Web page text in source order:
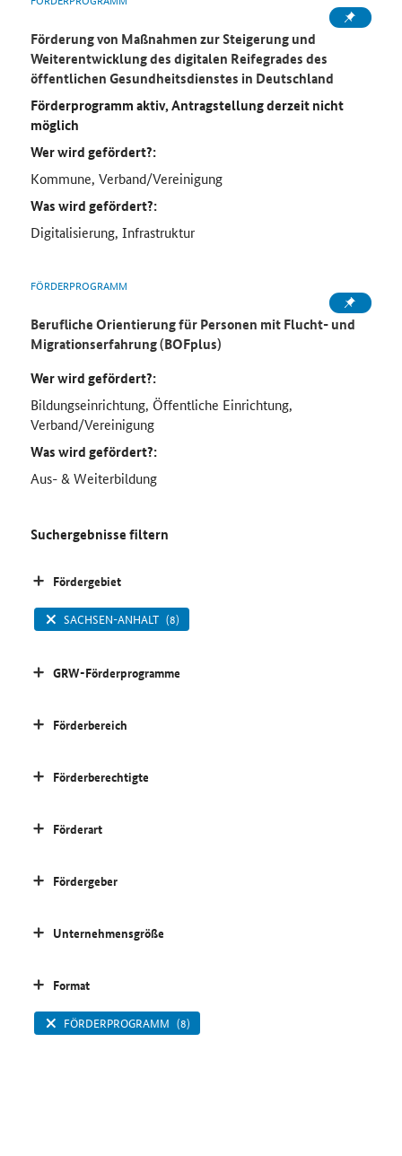
Förderung von Maßnahmen zur Steigerung und
Weiterentwicklung des digitalen Reifegrades des
öffentlichen Gesundheitsdienstes in Deutschland
Förderprogramm aktiv, Antragstellung derzeit nicht
möglich
Wer wird gefördert?:
Kommune, Verband/Vereinigung
Was wird gefördert?:
Digitalisierung, Infrastruktur
FÖRDERPROGRAMM
Berufliche Orientierung für Personen mit Flucht- und
Migrationserfahrung (BOFplus)
Wer wird gefördert?:
Bildungseinrichtung, Öffentliche Einrichtung,
Verband/Vereinigung
Was wird gefördert?:
Aus- & Weiterbildung
Suchergebnisse filtern
Fördergebiet
SACHSEN-ANHALT (8)
GRW-Förderprogramme
Förderbereich
Förderberechtigte
Förderart
Fördergeber
Unternehmensgröße
Format
FÖRDERPROGRAMM (8)